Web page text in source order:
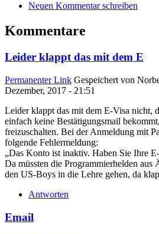
Neuen Kommentar schreiben
Kommentare
Leider klappt das mit dem E
Permanenter Link Gespeichert von
Dezember, 2017 - 21:51
Leider klappt das mit dem E-Visa nicht,
einfach keine Bestätigungsmail
freizuschalten. Bei der Anmeldung mit
folgende Fehlermeldung:
„Das Konto ist inaktiv. Haben Sie Ihre
Da müssten die Programmierhelden
den US-Boys in die Lehre gehen, da
Antworten
Email